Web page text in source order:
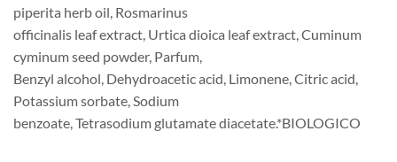
piperita herb oil, Rosmarinus
officinalis leaf extract, Urtica dioica leaf extract, Cuminum
cyminum seed powder, Parfum,
Benzyl alcohol, Dehydroacetic acid, Limonene, Citric acid,
Potassium sorbate, Sodium
benzoate, Tetrasodium glutamate diacetate.*BIOLOGICO